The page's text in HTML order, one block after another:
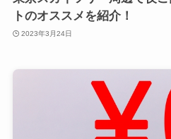
トのオススメを紹介！
2023年3月24日